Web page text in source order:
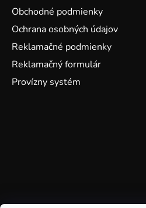
Obchodné podmienky
Ochrana osobných údajov
Reklamačné podmienky
Reklamačný formulár
Provízny systém